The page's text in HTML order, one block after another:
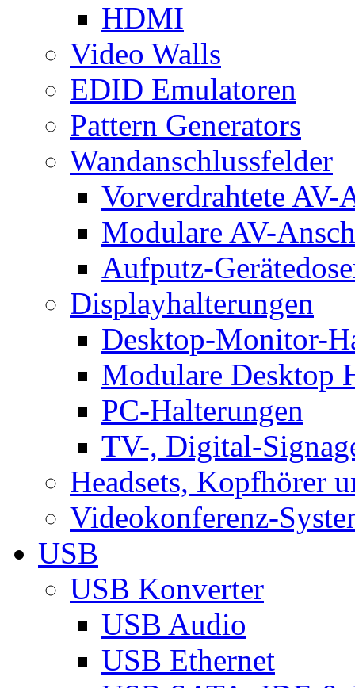
HDMI
Video Walls
EDID Emulatoren
Pattern Generators
Wandanschlussfelder
Vorverdrahtete AV-
Modulare AV-
Aufputz-
Displayhalterungen
Desktop-Monitor-
Modulare Desktop
PC-Halterungen
TV-, Digital-
Headsets, Kopfhörer
Videokonferenz-
USB
USB Konverter
USB Audio
USB Ethernet